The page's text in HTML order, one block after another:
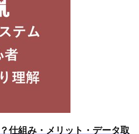
仕組み・メリット・データ取